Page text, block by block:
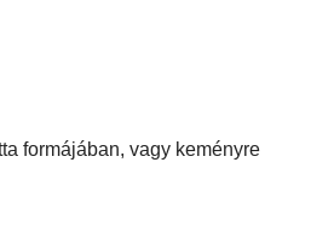
formájában, vagy keményre